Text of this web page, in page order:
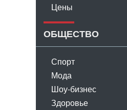
Цены
ОБЩЕСТВО
Спорт
Мода
Шоу-бизнес
Здоровье